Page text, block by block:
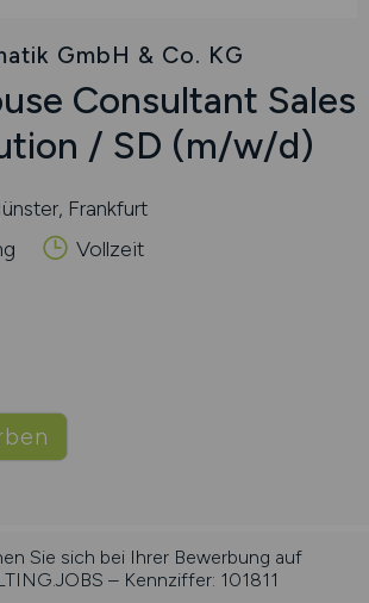
GmbH & Co. KG
Consultant Sales
/ SD (m/w/d)
Frankfurt
Vollzeit
Sie sich bei Ihrer Bewerbung auf
– Kennziffer: 101811